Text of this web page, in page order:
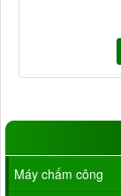
Máy chấm công